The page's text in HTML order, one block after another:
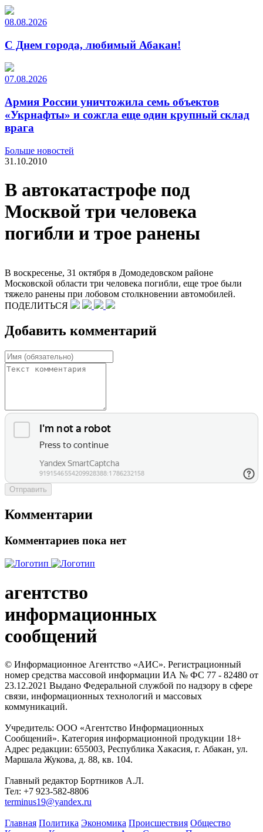
08.08.2026
С Днем города, любимый Абакан!
07.08.2026
Армия России уничтожила семь объектов
«Укрнафты» и сожгла еще один крупный склад
врага
Больше новостей
31.10.2010
В автокатастрофе под
Москвой три человека
погибли и трое ранены
В воскресенье, 31 октября в Домодедовском районе
Московской области три человека погибли, еще трое были
тяжело ранены при лобовом столкновении автомобилей.
ПОДЕЛИТЬСЯ
Добавить комментарий
Отправить
Комментарии
Комментариев пока нет
агентство
информационных
сообщений
© Информационное Агентство «АИС». Регистрационный
номер средства массовой информации ИА № ФС 77 - 82480 от
23.12.2021 Выдано Федеральной службой по надзору в сфере
связи, информационных технологий и массовых
коммуникаций.
Учредитель: ООО «Агентство Информационных
Сообщений». Категория информационной продукции 18+
Адрес редакции: 655003, Республика Хакасия, г. Абакан, ул.
Маршала Жукова, д. 88, кв. 104.
Главный редактор Бортников А.Л.
Тел: +7 923-582-8806
terminus19@yandex.ru
Главная Политика Экономика Происшествия Общество